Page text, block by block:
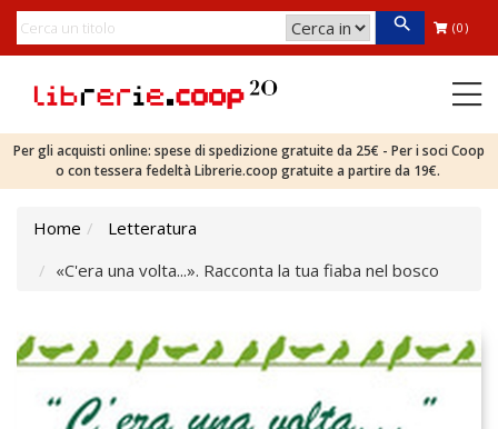
(0)
Per gli acquisti online: spese di spedizione gratuite da 25€ - Per i soci Coop
o con tessera fedeltà Librerie.coop gratuite a partire da 19€.
Home
Letteratura
«C'era una volta...». Racconta la tua fiaba nel bosco